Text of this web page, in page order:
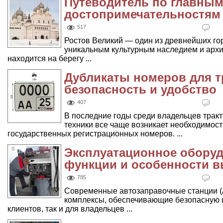
517
Ростов Великий — один из древнейших
уникальным культурным наследием и
находится на берегу ...
Дубликаты номеров для
безопасность и удобство
407
В последние годы среди владельцев
техники все чаще возникает
государственных регистрационных номеров. ...
Эксплуатационное
функции и особенности
785
Современные автозаправочные станции
комплексы, обеспечивающие безопасную
клиентов, так и для владельцев ...